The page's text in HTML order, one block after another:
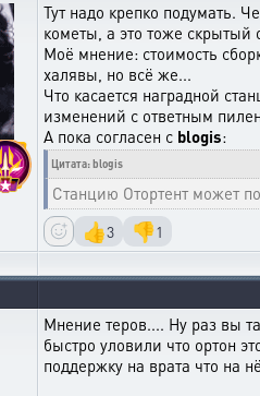
Тут надо крепко подумать.
кометы, а это тоже скрытый
Моё мнение: стоимость
халявы, но всё же...
Что касается наградной
изменений с ответным
А пока согласен с blogis:
Цитата: blogis
Станцию Отортент может
👍3 👎1
Мнение теров.... Ну раз вы
быстро уловили что ортон
поддержку на врата что на